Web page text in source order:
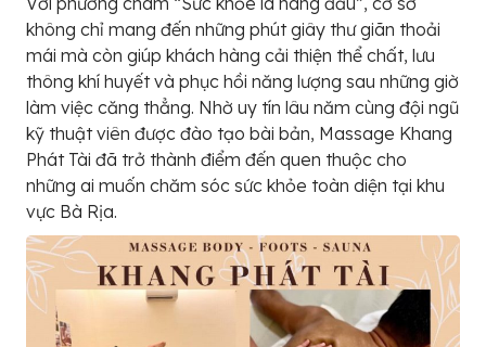
không chỉ mang đến những phút giây thư giãn thoải
mái mà còn giúp khách hàng cải thiện thể chất, lưu
thông khí huyết và phục hồi năng lượng sau những giờ
làm việc căng thẳng. Nhờ uy tín lâu năm cùng đội ngũ
kỹ thuật viên được đào tạo bài bản, Massage Khang
Phát Tài đã trở thành điểm đến quen thuộc cho
những ai muốn chăm sóc sức khỏe toàn diện tại khu
vực Bà Rịa.